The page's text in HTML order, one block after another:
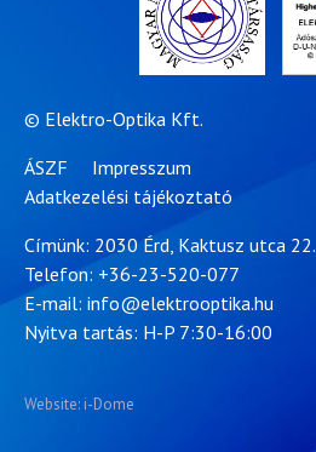
© Elektro-Optika Kft.
ÁSZF
Impresszum
Adatkezelési tájékoztató
Címünk: 2030 Érd, Kaktusz utca 22.
Telefon: +36-23-520-077
E-mail: info@elektrooptika.hu
Nyitva tartás: H-P 7:30-16:00
Website: i-Dome